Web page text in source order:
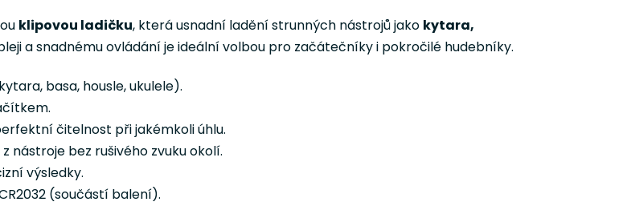
klipovou ladičku, která usnadní ladění strunných nástrojů jako kytara,
a snadnému ovládání je ideální volbou pro začátečníky i pokročilé hudebníky.
basa, housle, ukulele).
čitelnost při jakémkoli úhlu.
bez rušivého zvuku okolí.
výsledky.
(součástí balení).